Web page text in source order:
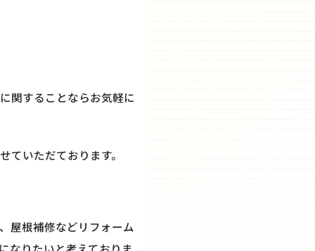
関することならお気軽に
いただております。
屋根補修などリフォーム